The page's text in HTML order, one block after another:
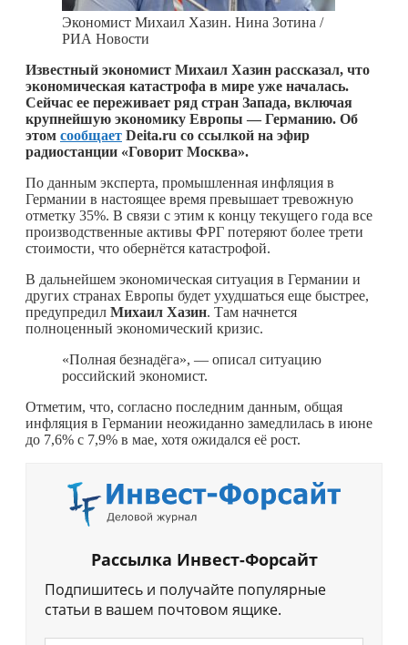
Экономист Михаил Хазин. Нина Зотина /
РИА Новости
Известный экономист Михаил Хазин рассказал, что
экономическая катастрофа в мире уже началась.
Сейчас ее переживает ряд стран Запада, включая
крупнейшую экономику Европы — Германию. Об
этом сообщает Deita.ru со ссылкой на эфир
радиостанции «Говорит Москва».
По данным эксперта, промышленная инфляция в
Германии в настоящее время превышает тревожную
отметку 35%. В связи с этим к концу текущего года все
производственные активы ФРГ потеряют более трети
стоимости, что обернётся катастрофой.
В дальнейшем экономическая ситуация в Германии и
других странах Европы будет ухудшаться еще быстрее,
предупредил Михаил Хазин. Там начнется
полноценный экономический кризис.
«Полная безнадёга», — описал ситуацию
российский экономист.
Отметим, что, согласно последним данным, общая
инфляция в Германии неожиданно замедлилась в июне
до 7,6% с 7,9% в мае, хотя ожидался её рост.
Рассылка Инвест-Форсайт
Подпишитесь и получайте популярные
статьи в вашем почтовом ящике.